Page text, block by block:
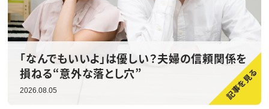
「なんでもいいよ」は優しい？夫婦の信頼関係を
損ねる“意外な落とし穴”
2026.08.05